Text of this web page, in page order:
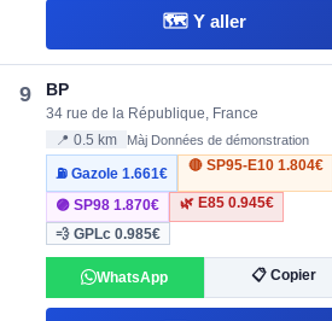
🗺️ Y aller
9 BP
34 rue de la République, France
📍 0.5 km Màj Données de démonstration
⛽ Gazole1.661€
🔴 SP95-E10 1.804€
🟣 SP981.870€ 🌿 E85 0.945€
💨 GPLc0.985€
WhatsApp 📋 Copier